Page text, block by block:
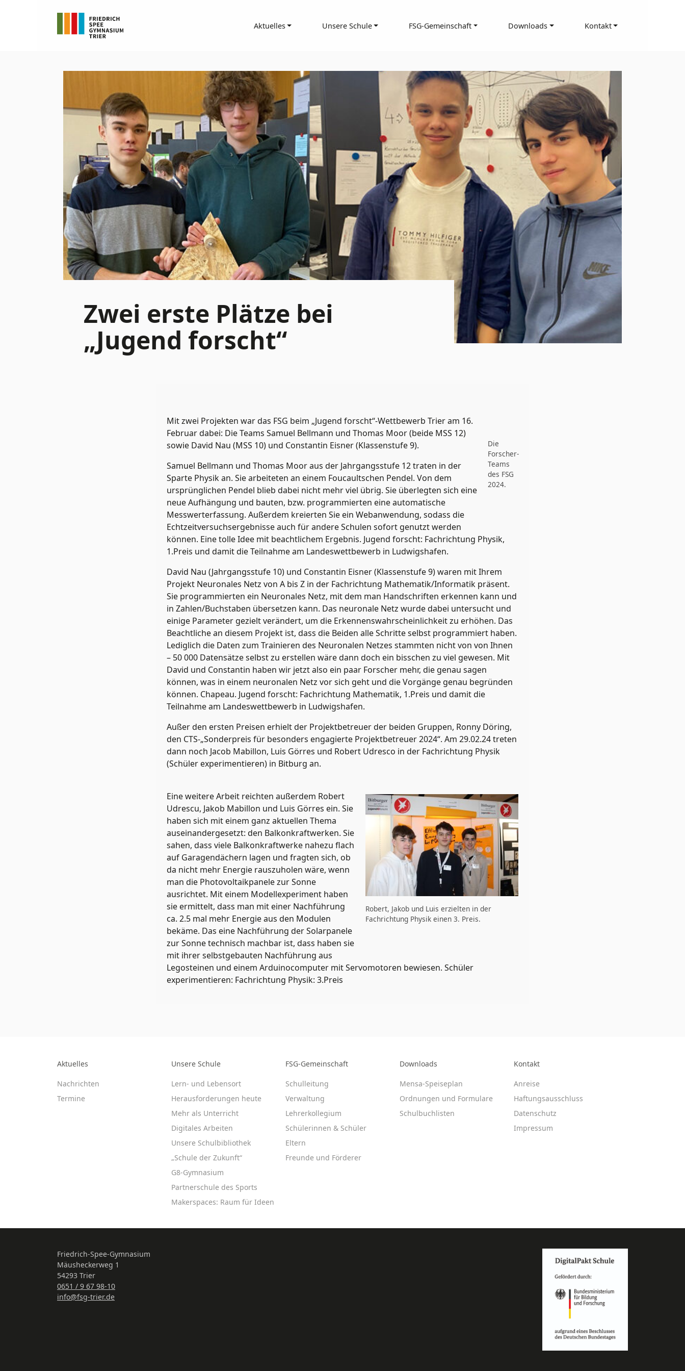
Aktuelles Unsere Schule FSG-Gemeinschaft Downloads Kontakt
Zwei erste Plätze bei
„Jugend forscht“
Die
Forscher-
Teams
des FSG
2024.
Mit zwei Projekten war das FSG beim „Jugend forscht“-Wettbewerb Trier am 16.
Februar dabei: Die Teams Samuel Bellmann und Thomas Moor (beide MSS 12)
sowie David Nau (MSS 10) und Constantin Eisner (Klassenstufe 9).
Samuel Bellmann und Thomas Moor aus der Jahrgangsstufe 12 traten in der
Sparte Physik an. Sie arbeiteten an einem Foucaultschen Pendel. Von dem
ursprünglichen Pendel blieb dabei nicht mehr viel übrig. Sie überlegten sich eine
neue Aufhängung und bauten, bzw. programmierten eine automatische
Messwerterfassung. Außerdem kreierten Sie ein Webanwendung, sodass die
Echtzeitversuchsergebnisse auch für andere Schulen sofort genutzt werden
können. Eine tolle Idee mit beachtlichem Ergebnis. Jugend forscht: Fachrichtung Physik,
1.Preis und damit die Teilnahme am Landeswettbewerb in Ludwigshafen.
David Nau (Jahrgangsstufe 10) und Constantin Eisner (Klassenstufe 9) waren mit Ihrem
Projekt Neuronales Netz von A bis Z in der Fachrichtung Mathematik/Informatik präsent.
Sie programmierten ein Neuronales Netz, mit dem man Handschriften erkennen kann und
in Zahlen/Buchstaben übersetzen kann. Das neuronale Netz wurde dabei untersucht und
einige Parameter gezielt verändert, um die Erkennenswahrscheinlichkeit zu erhöhen. Das
Beachtliche an diesem Projekt ist, dass die Beiden alle Schritte selbst programmiert haben.
Lediglich die Daten zum Trainieren des Neuronalen Netzes stammten nicht von von Ihnen
– 50 000 Datensätze selbst zu erstellen wäre dann doch ein bisschen zu viel gewesen. Mit
David und Constantin haben wir jetzt also ein paar Forscher mehr, die genau sagen
können, was in einem neuronalen Netz vor sich geht und die Vorgänge genau begründen
können. Chapeau. Jugend forscht: Fachrichtung Mathematik, 1.Preis und damit die
Teilnahme am Landeswettbewerb in Ludwigshafen.
Außer den ersten Preisen erhielt der Projektbetreuer der beiden Gruppen, Ronny Döring,
den CTS-„Sonderpreis für besonders engagierte Projektbetreuer 2024“. Am 29.02.24 treten
dann noch Jacob Mabillon, Luis Görres und Robert Udresco in der Fachrichtung Physik
(Schüler experimentieren) in Bitburg an.
Robert, Jakob und Luis erzielten in der
Fachrichtung Physik einen 3. Preis.
Eine weitere Arbeit reichten außerdem Robert
Udrescu, Jakob Mabillon und Luis Görres ein. Sie
haben sich mit einem ganz aktuellen Thema
auseinandergesetzt: den Balkonkraftwerken. Sie
sahen, dass viele Balkonkraftwerke nahezu flach
auf Garagendächern lagen und fragten sich, ob
da nicht mehr Energie rauszuholen wäre, wenn
man die Photovoltaikpanele zur Sonne
ausrichtet. Mit einem Modellexperiment haben
sie ermittelt, dass man mit einer Nachführung
ca. 2.5 mal mehr Energie aus den Modulen
bekäme. Das eine Nachführung der Solarpanele
zur Sonne technisch machbar ist, dass haben sie
mit ihrer selbstgebauten Nachführung aus
Legosteinen und einem Arduinocomputer mit Servomotoren bewiesen. Schüler
experimentieren: Fachrichtung Physik: 3.Preis
Aktuelles
Nachrichten
Termine
Unsere Schule
Lern- und Lebensort
Herausforderungen heute
Mehr als Unterricht
Digitales Arbeiten
Unsere Schulbibliothek
„Schule der Zukunft“
G8-Gymnasium
Partnerschule des Sports
Makerspaces: Raum für Ideen
FSG-Gemeinschaft
Schulleitung
Verwaltung
Lehrerkollegium
Schülerinnen & Schüler
Eltern
Freunde und Förderer
Downloads
Mensa-Speiseplan
Ordnungen und Formulare
Schulbuchlisten
Kontakt
Anreise
Haftungsausschluss
Datenschutz
Impressum
Friedrich-Spee-Gymnasium
Mäusheckerweg 1
54293 Trier
0651 / 9 67 98-10
info@fsg-trier.de